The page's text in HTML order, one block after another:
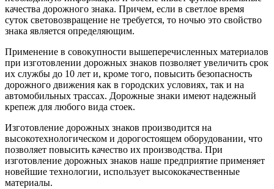
качества дорожного знака. Причем, если в светлое время
суток световозвращение не требуется, то ночью это свойство
знака является определяющим.
Применение в совокупности вышеперечисленных материалов
при изготовлении дорожных знаков позволяет увеличить срок
их службы до 10 лет и, кроме того, повысить безопасность
дорожного движения как в городских условиях, так и на
автомобильных трассах. Дорожные знаки имеют надежный
крепеж для любого вида стоек.
Изготовление дорожных знаков производится на
высокотехнологическом и дорогостоящем оборудовании, что
позволяет повысить качество их производства. При
изготовление дорожных знаков наше предприятие применяет
новейшие технологии, использует высококачественные
материалы.